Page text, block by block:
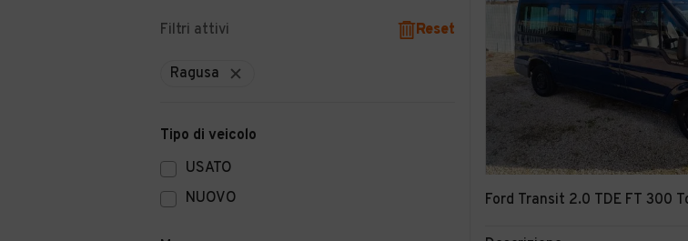
Filtri attivi Reset
Ragusa
Tipo di veicolo
USATO
NUOVO
Ford Transit 2.0 TDE FT 300